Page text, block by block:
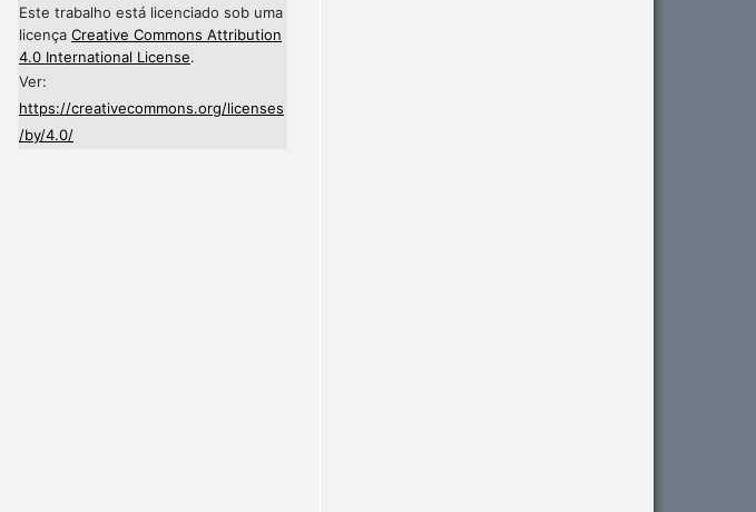
Este trabalho está licenciado sob uma
licença Creative Commons Attribution
4.0 International License.
Ver:
https://creativecommons.org/licenses
/by/4.0/